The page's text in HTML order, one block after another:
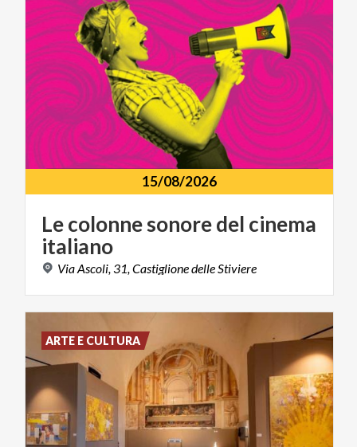
15/08/2026
Lecolonnesonoredel cinema
italiano
ViaAscoli, 31, Castiglionedelle Stiviere
ARTE E CULTURA